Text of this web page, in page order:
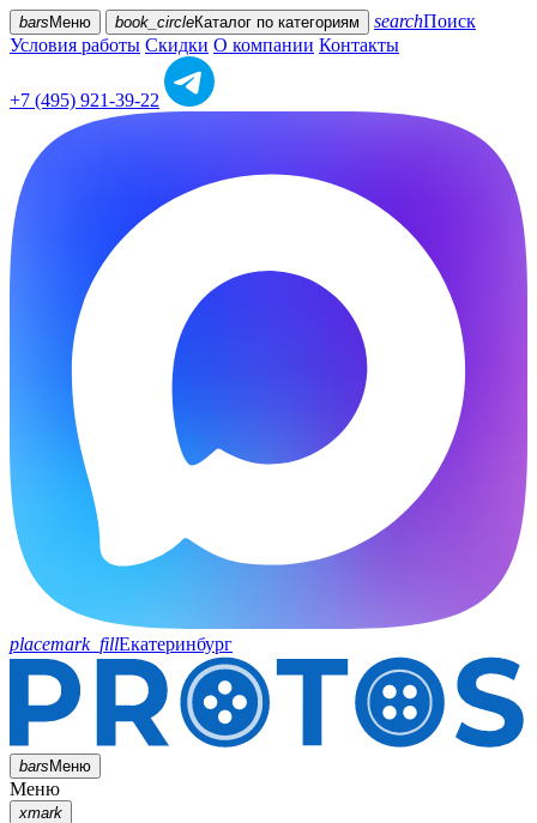
bars Меню book_circleКаталог по категориям searchПоиск
Условия работы Скидки О компании Контакты
+7 (495) 921-39-22
placemark_fillЕкатеринбург
barsМеню
Меню
xmark